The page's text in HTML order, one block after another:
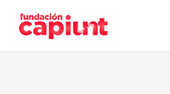
contenido